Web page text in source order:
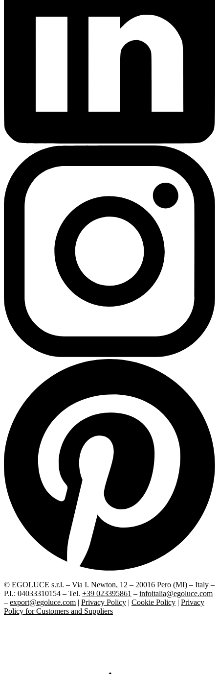
© EGOLUCE s.r.l. – Via I. Newton, 12 – 20016 Pero (MI) – Italy –
P.I.: 04033310154 – Tel. +39 023395861 – infoitalia@egoluce.com
– export@egoluce.com | Privacy Policy | Cookie Policy | Privacy
Policy for Customers and Suppliers